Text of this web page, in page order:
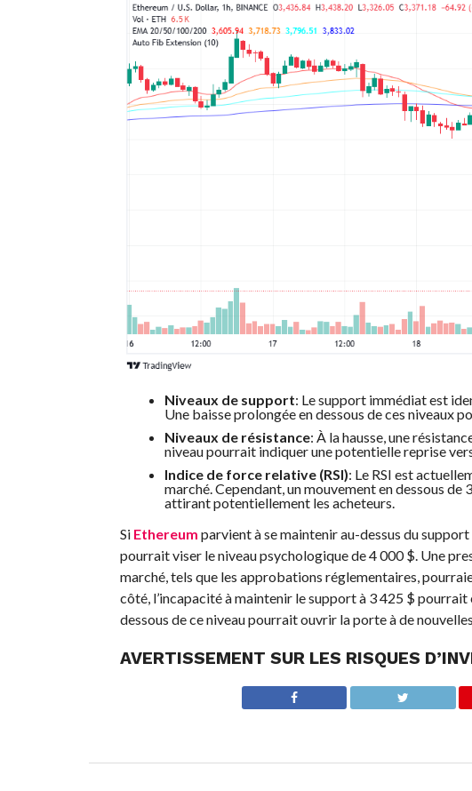
Niveaux de support: Le support immédiat est
Une baisse prolongée en dessous de ces niveaux
Niveaux de résistance: À la hausse, une
niveau pourrait indiquer une potentielle reprise
Indice de force relative (RSI): Le RSI est
marché. Cependant, un mouvement en dessous
attirant potentiellement les acheteurs.
Si Ethereum parvient à se maintenir au-dessus du
pourrait viser le niveau psychologique de 4 000 $. Une
marché, tels que les approbations réglementaires,
côté, l’incapacité à maintenir le support à 3 425 $
dessous de ce niveau pourrait ouvrir la porte à de
AVERTISSEMENT SUR LES RISQUES